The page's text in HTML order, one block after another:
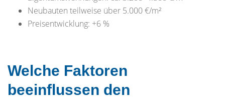
Neubauten teilweise über 5.000 €/m²
Preisentwicklung: +6 %
Welche Faktoren
beeinflussen den